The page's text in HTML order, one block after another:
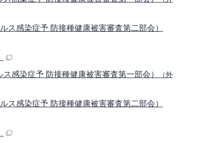
ス感染症予 防接種健康被害審査第二部会）
感染症予 防接種健康被害審査第一部会）
（外
ス感染症予 防接種健康被害審査第二部会）